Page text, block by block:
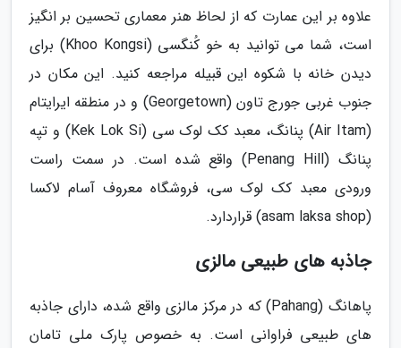
علاوه بر این عمارت که از لحاظ هنر معماری تحسین بر انگیز
است، شما می توانید به خو کُنگسی (Khoo Kongsi) برای
دیدن خانه با شکوه این قبیله مراجعه کنید. این مکان در
جنوب غربی جورج تاون (Georgetown) و در منطقه ایرایتام
(Air Itam) پنانگ، معبد کک لوک سی (Kek Lok Si) و تپه
پنانگ (Penang Hill) واقع شده است. در سمت راست
ورودی معبد کک لوک سی، فروشگاه معروف آسام لاکسا
(asam laksa shop) قراردارد.
جاذبه های طبیعی مالزی
پاهانگ (Pahang) که در مرکز مالزی واقع شده، دارای جاذبه
های طبیعی فراوانی است. به خصوص پارک ملی تامان